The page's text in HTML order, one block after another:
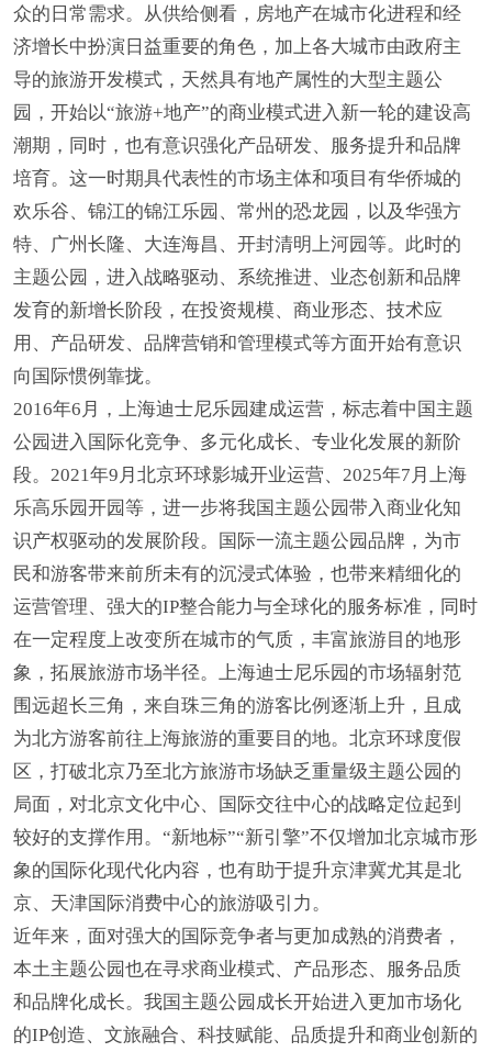
众的日常需求。从供给侧看，房地产在城市化进程和经
济增长中扮演日益重要的角色，加上各大城市由政府主
导的旅游开发模式，天然具有地产属性的大型主题公
园，开始以“旅游+地产”的商业模式进入新一轮的建设高
潮期，同时，也有意识强化产品研发、服务提升和品牌
培育。这一时期具代表性的市场主体和项目有华侨城的
欢乐谷、锦江的锦江乐园、常州的恐龙园，以及华强方
特、广州长隆、大连海昌、开封清明上河园等。此时的
主题公园，进入战略驱动、系统推进、业态创新和品牌
发育的新增长阶段，在投资规模、商业形态、技术应
用、产品研发、品牌营销和管理模式等方面开始有意识
向国际惯例靠拢。
2016年6月，上海迪士尼乐园建成运营，标志着中国主题
公园进入国际化竞争、多元化成长、专业化发展的新阶
段。2021年9月北京环球影城开业运营、2025年7月上海
乐高乐园开园等，进一步将我国主题公园带入商业化知
识产权驱动的发展阶段。国际一流主题公园品牌，为市
民和游客带来前所未有的沉浸式体验，也带来精细化的
运营管理、强大的IP整合能力与全球化的服务标准，同时
在一定程度上改变所在城市的气质，丰富旅游目的地形
象，拓展旅游市场半径。上海迪士尼乐园的市场辐射范
围远超长三角，来自珠三角的游客比例逐渐上升，且成
为北方游客前往上海旅游的重要目的地。北京环球度假
区，打破北京乃至北方旅游市场缺乏重量级主题公园的
局面，对北京文化中心、国际交往中心的战略定位起到
较好的支撑作用。“新地标”“新引擎”不仅增加北京城市形
象的国际化现代化内容，也有助于提升京津冀尤其是北
京、天津国际消费中心的旅游吸引力。
近年来，面对强大的国际竞争者与更加成熟的消费者，
本土主题公园也在寻求商业模式、产品形态、服务品质
和品牌化成长。我国主题公园成长开始进入更加市场化
的IP创造、文旅融合、科技赋能、品质提升和商业创新的